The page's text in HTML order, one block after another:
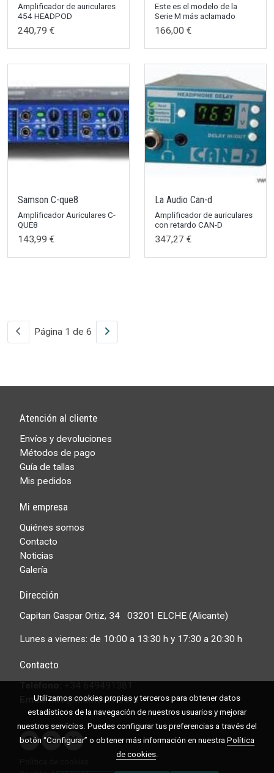
Amplificador de auriculares
454 HEADPOD
240,79 €
Este es el modelo de la
Serie M más aclamado
166,00 €
Samson C-que8
Amplificador Auriculares C-
QUE8
143,99 €
La Audio Can-d
Amplificador de auriculares
con retardo CAN-D
347,27 €
Página 1 de 6
Atención al cliente
Envíos y devoluciones
Métodos de pago
Guía de tallas
Mis pedidos
Mi empresa
Quiénes somos
Contacto
Noticias
Galería
Dirección
Capitan Gaspar Ortiz, 34 03201 ELCHE (Alicante)
Lunes a viernes: de 10:00 a 13:30 h y 17:30 a 20:30 h
Contacto
Email: info@filamusic.com
Utilizamos cookies propias y terceros para obtener datos
estadísticos de la navegación de nuestros usuarios y mejorar
nuestros servicios. Puedes configurar tus preferencias a través del
botón “Configurar” o obtener más información en nuestra Política
de cookies.